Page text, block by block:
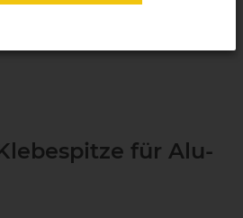
für Alu-